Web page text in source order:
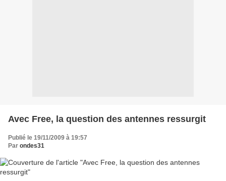
Avec Free, la question des antennes ressurgit
Publié le 19/11/2009 à 19:57
Par ondes31